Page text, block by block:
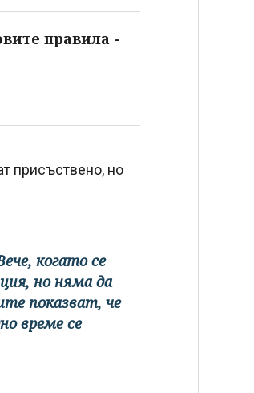
правила -
присъствено, но
когато се
но няма да
показват, че
време се